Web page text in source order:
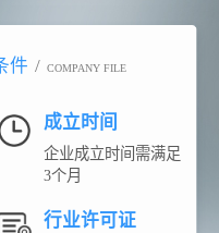
件 / COMPANY FILE
成立时间
企业成立时间需满足
3个月
行业许可证